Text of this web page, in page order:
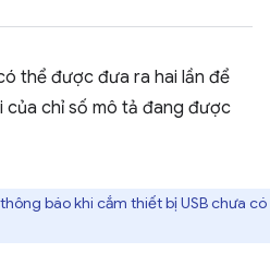
thể được đưa ra hai lần để
chỉ số mô tả đang được
báo khi cắm thiết bị USB chưa có